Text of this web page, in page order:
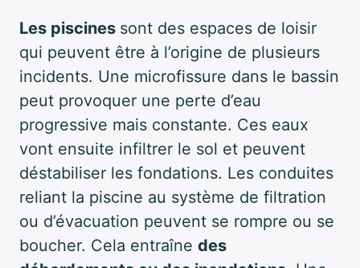
Les piscines sont des espaces de loisir
qui peuvent être à l’origine de plusieurs
incidents. Une microfissure dans le bassin
peut provoquer une perte d’eau
progressive mais constante. Ces eaux
vont ensuite infiltrer le sol et peuvent
déstabiliser les fondations. Les conduites
reliant la piscine au système de filtration
ou d’évacuation peuvent se rompre ou se
boucher. Cela entraîne des